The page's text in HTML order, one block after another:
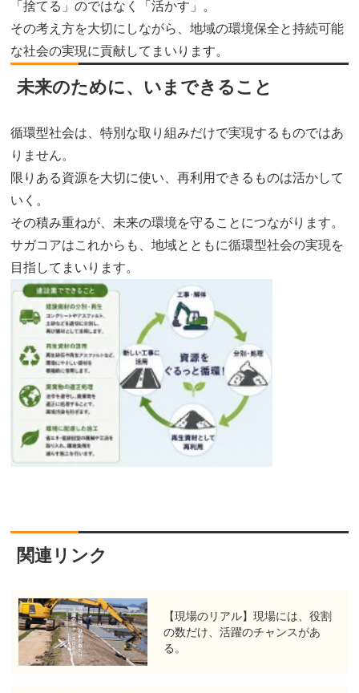
「捨てる」のではなく「活かす」。
その考え方を大切にしながら、地域の環境保全と持続可能
な社会の実現に貢献してまいります。
未来のために、いまできること
循環型社会は、特別な取り組みだけで実現するものではあ
りません。
限りある資源を大切に使い、再利用できるものは活かして
いく。
その積み重ねが、未来の環境を守ることにつながります。
サガコアはこれからも、地域とともに循環型社会の実現を
目指してまいります。
関連リンク
【現場のリアル】現場には、役割
の数だけ、活躍のチャンスがあ
る。